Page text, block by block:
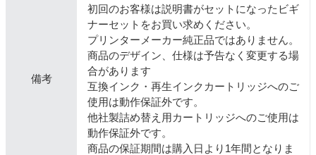
備考
初回のお客様は説明書がセットになったビギ
ナーセットをお買い求めください。
プリンターメーカー純正品ではありません。
商品のデザイン、仕様は予告なく変更する場
合があります
互換インク・再生インクカートリッジへのご
使用は動作保証外です。
他社製詰め替え用カートリッジへのご使用は
動作保証外です。
商品の保証期間は購入日より1年間となりま